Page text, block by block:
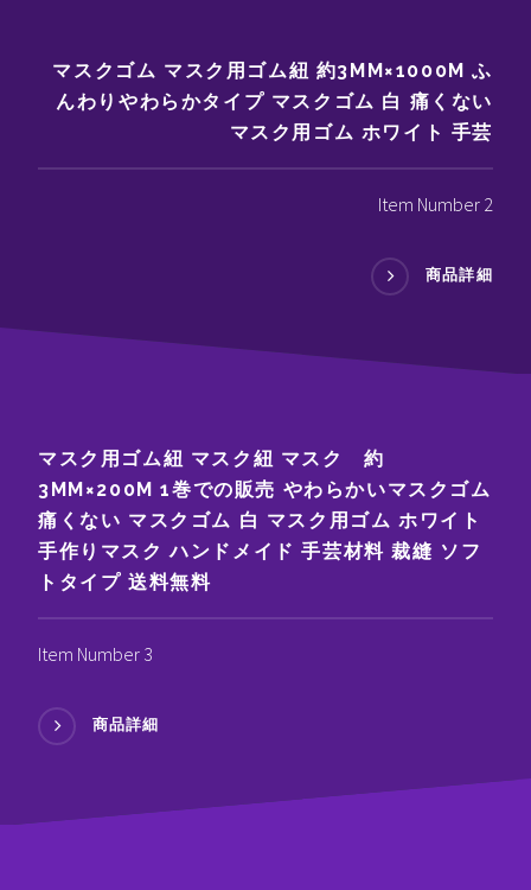
マスクゴム マスク用ゴム紐 約3MM×1000M ふ
んわりやわらかタイプ マスクゴム 白 痛くない
マスク用ゴム ホワイト 手芸
Item Number 2
商品詳細
マスク用ゴム紐 マスク紐 マスク 約
3MM×200M 1巻での販売 やわらかいマスクゴム
痛くない マスクゴム 白 マスク用ゴム ホワイト
手作りマスク ハンドメイド 手芸材料 裁縫 ソフ
トタイプ 送料無料
Item Number 3
商品詳細